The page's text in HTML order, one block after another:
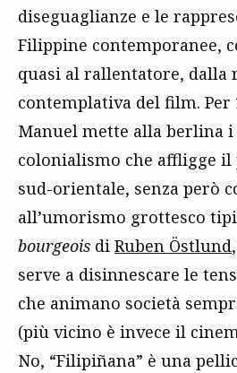
diseguaglianze e le
Filippine contemporanee,
quasi al rallentatore, dalla
contemplativa del film. Per
Manuel mette alla berlina
colonialismo che affligge il
sud-orientale, senza però
all’umorismo grottesco
bourgeois di Ruben Östlund
serve a disinnescare le
che animano società
(più vicino è invece il
No, “Filipiñana” è una